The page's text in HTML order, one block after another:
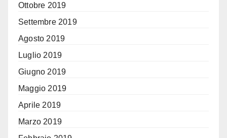
Ottobre 2019
Settembre 2019
Agosto 2019
Luglio 2019
Giugno 2019
Maggio 2019
Aprile 2019
Marzo 2019